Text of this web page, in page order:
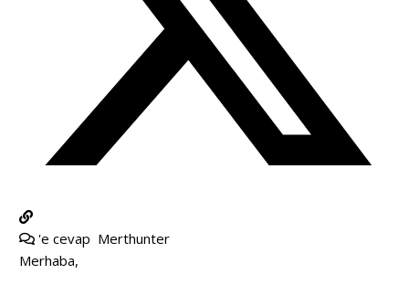
'e cevap Merthunter
Merhaba,